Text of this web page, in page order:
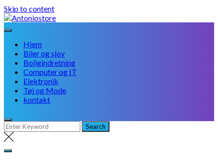
Skip to content
Hjem
Biler og sjov
Boligindretning
Computer og IT
Elektronik
Tøj og Mode
kontakt